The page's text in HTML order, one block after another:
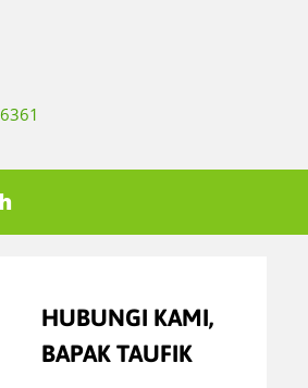
HUBUNGI KAMI,
BAPAK TAUFIK